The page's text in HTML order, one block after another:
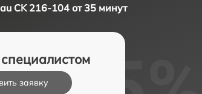
CK 216-104 от 35 минут
заявку